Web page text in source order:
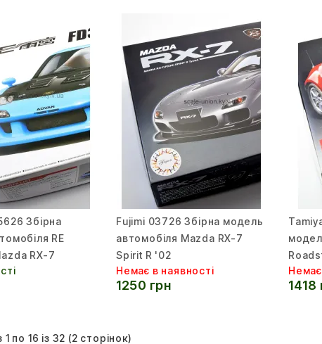
Збірна
RE
RX-7
Fujimi 03726 Збірна модель
автомобіля Mazda RX-7
Spirit R '02
Немає в наявності
1250 грн
Немає
1418
по 16 із 32 (2 сторінок)